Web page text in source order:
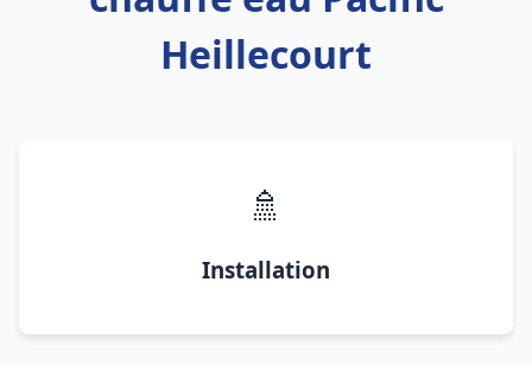
Heillecourt
🚿
Installation